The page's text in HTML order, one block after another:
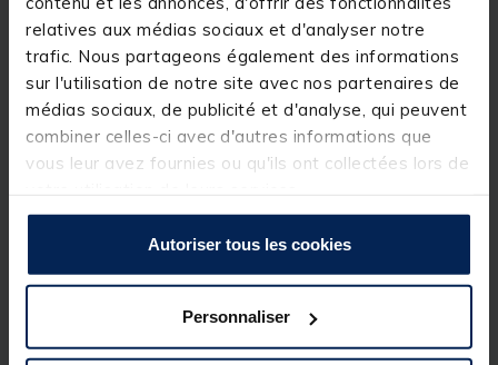
relatives aux médias sociaux et d'analyser notre
trafic. Nous partageons également des informations
sur l'utilisation de notre site avec nos partenaires de
médias sociaux, de publicité et d'analyse, qui peuvent
combiner celles-ci avec d'autres informations que
vous leur avez fournies ou qu'ils ont collectées lors de
Autoriser tous les cookies
Personnaliser
chaque casier.
Un gain de temps au bord de l'eau!
Détails
Repères vendus par 4
Spécifications